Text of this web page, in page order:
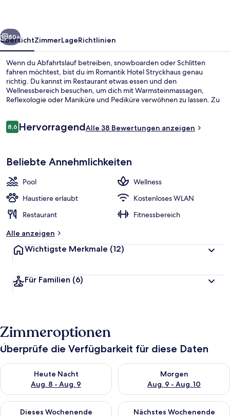
Weiter
80+
ÜbersichtZimmerLageRichtlinien
Wenn du Abfahrtslauf betreiben, snowboarden oder Schlitten
fahren möchtest, bist du im Romantik Hotel Stryckhaus genau
richtig. Du kannst im Restaurant etwas essen und den
Wellnessbereich besuchen, um dich mit Warmsteinmassagen,
Reflexologie oder Maniküre und Pediküre verwöhnen zu lassen. Zu
Bewertungen
8,68,6 von 10.
HervorragendAlle 38 Bewertungen anzeigen
Beliebte Annehmlichkeiten
Pool
Wellness
Haustiere erlaubt
Kostenloses WLAN
Restaurant
Fitnessbereich
Alle anzeigen
Wichtigste Merkmale (12)
Für Familien (6)
Zimmeroptionen
Überprüfe die Verfügbarkeit für diese Daten
Heute Nacht
Aug. 8 - Aug. 9
Überprüfe die Verfügbarkeit für heute Nacht, Aug. 8 - Aug. 9.
Morgen
Aug. 9 - Aug. 10
Überprüfe die Verfügbarkeit
Dieses Wochenende
Überprüfe die Verfügbarkeit für dieses Wochenende, Aug. 14
Nächstes Wochenende
Überprüfe die Verfügbarkeit